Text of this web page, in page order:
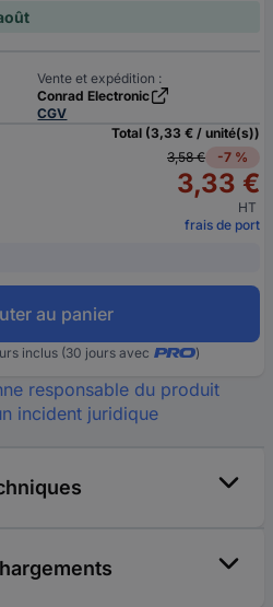
Vente et expédition :
Conrad Electronic
CGV
Total (3,33 € / unité(s))
3,58 €
-7 %
3,33 €
HT
frais de port
au panier
inclus (30 jours avec )
responsable du produit
incident juridique